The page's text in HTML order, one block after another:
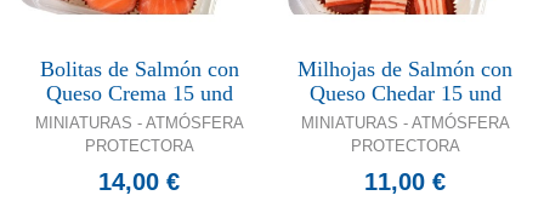
Bolitas de Salmón con
Queso Crema 15 und
MINIATURAS - ATMÓSFERA
PROTECTORA
14,00 €
Milhojas de Salmón con
Queso Chedar 15 und
MINIATURAS - ATMÓSFERA
PROTECTORA
11,00 €